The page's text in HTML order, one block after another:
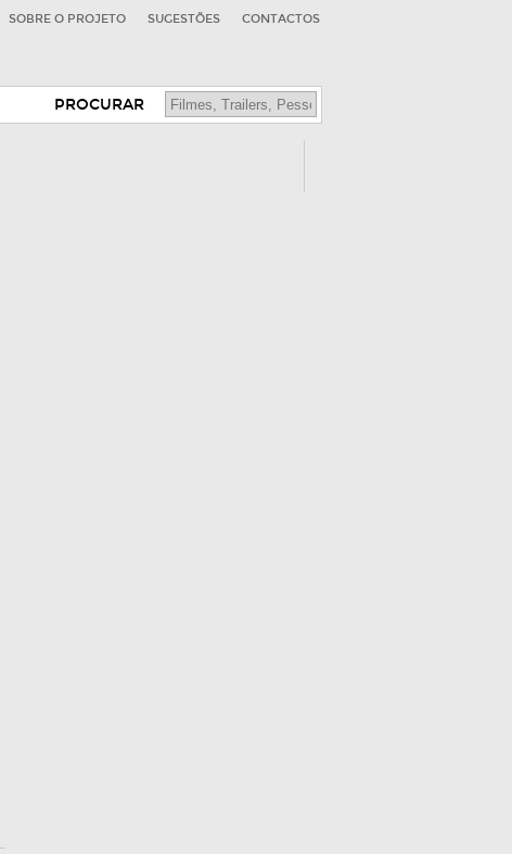
SOBRE O PROJETO SUGESTÕES CONTACTOS
PROCURAR